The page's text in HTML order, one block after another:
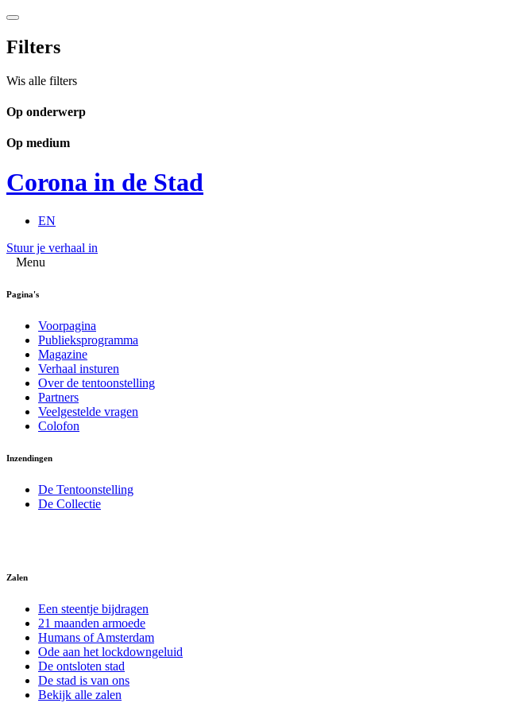
Filters
Wis alle filters
Op onderwerp
Op medium
Corona in de Stad
EN
Stuur je verhaal in
Menu
Pagina's
Voorpagina
Publieksprogramma
Magazine
Verhaal insturen
Over de tentoonstelling
Partners
Veelgestelde vragen
Colofon
Inzendingen
De Tentoonstelling
De Collectie
Zalen
Een steentje bijdragen
21 maanden armoede
Humans of Amsterdam
Ode aan het lockdowngeluid
De ontsloten stad
De stad is van ons
Bekijk alle zalen